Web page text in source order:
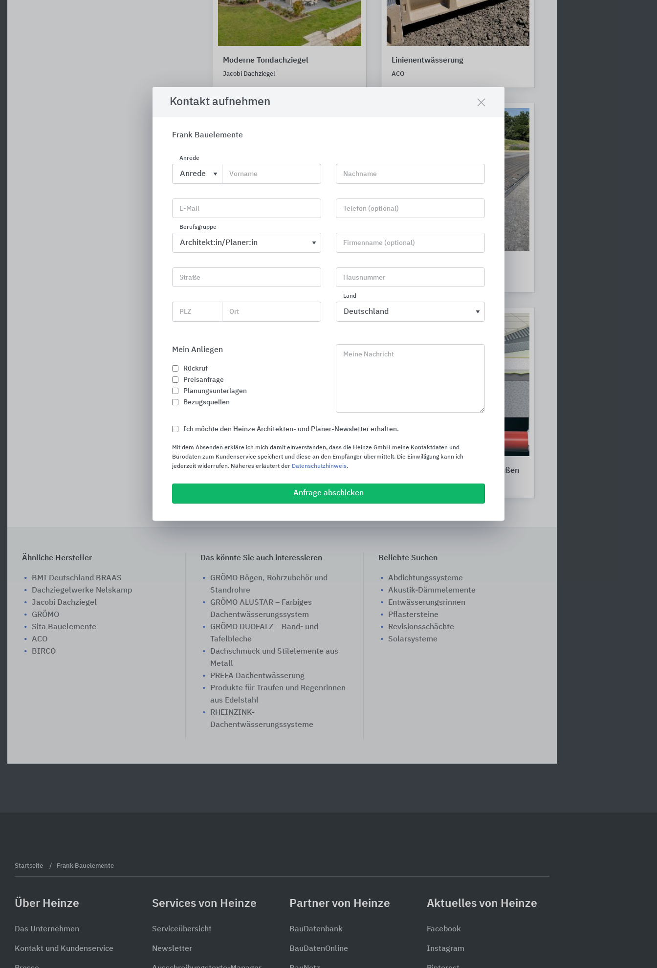
Moderne Tondachziegel
Jacobi Dachziegel
Linienentwässerung
ACO
Dachentwässerung
RHEINZINK
Ablauftechnik für Innen und Außen
KESSEL Entwässerungstechnik
Ähnliche Hersteller
BMI Deutschland BRAAS
Dachziegelwerke Nelskamp
Jacobi Dachziegel
GRÖMO
Sita Bauelemente
ACO
BIRCO
Das könnte Sie auch interessieren
GRÖMO Bögen, Rohrzubehör und
Standrohre
GRÖMO ALUSTAR – Farbiges
Dachentwässerungssystem
GRÖMO DUOFALZ – Band- und
Tafelbleche
Dachschmuck und Stilelemente aus
Metall
PREFA Dachentwässerung
Produkte für Traufen und Regenrinnen
aus Edelstahl
RHEINZINK-
Dachentwässerungssysteme
Beliebte Suchen
Abdichtungssysteme
Akustik-Dämmelemente
Entwässerungsrinnen
Pflastersteine
Revisionsschächte
Solarsysteme
Kontakt aufnehmen
Frank Bauelemente
Anrede
Vorname Nachname
E-Mail Telefon (optional)
Berufsgruppe
Firmenname (optional)
Straße Hausnummer
PLZ Ort
Land
Mein Anliegen
Rückruf
Preisanfrage
Planungsunterlagen
Bezugsquellen
Meine Nachricht
Ich möchte den Heinze Architekten- und Planer-Newsletter erhalten.
Mit dem Absenden erkläre ich mich damit einverstanden, dass die Heinze GmbH meine Kontaktdaten und
Bürodaten zum Kundenservice speichert und diese an den Empfänger übermittelt. Die Einwilligung kann ich
jederzeit widerrufen. Näheres erläutert der Datenschutzhinweis.
Anfrage abschicken
Startseite Frank Bauelemente
Über Heinze
Das Unternehmen
Kontakt und Kundenservice
Services von Heinze
Serviceübersicht
Newsletter
Partner von Heinze
BauDatenbank
BauDatenOnline
Aktuelles von Heinze
Facebook
Instagram